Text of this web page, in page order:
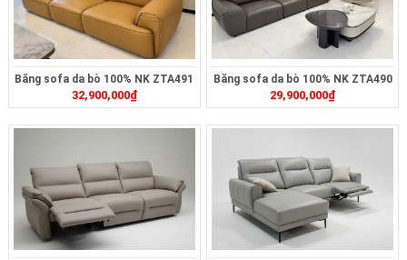
Băng sofa da bò 100% NK ZTA491
32,900,000₫
Băng sofa da bò 100% NK ZTA490
29,900,000₫